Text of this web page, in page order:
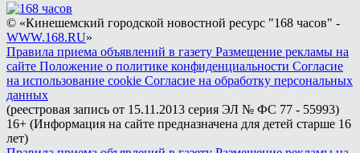
© «Кинешемский городской новостной ресурс "168 часов" -
WWW.168.RU»
Правила приема объявлений в газету Размещение рекламы на
сайте Положение о политике конфиденциальности Согласие
на использование cookie Согласие на обработку персональных
данных
(реестровая запись от 15.11.2013 серия ЭЛ № ФС 77 - 55993)
16+ (Информация на сайте предназначена для детей старше 16
лет)